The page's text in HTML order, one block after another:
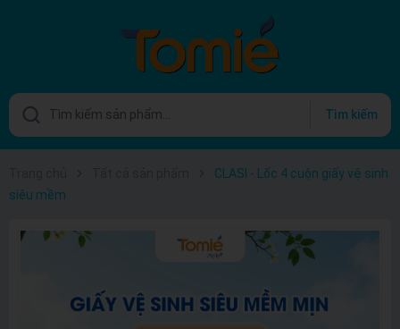
Tìm kiếm
CLASI - Lốc 4 cuộn giấy vệ sinh
siêu mềm